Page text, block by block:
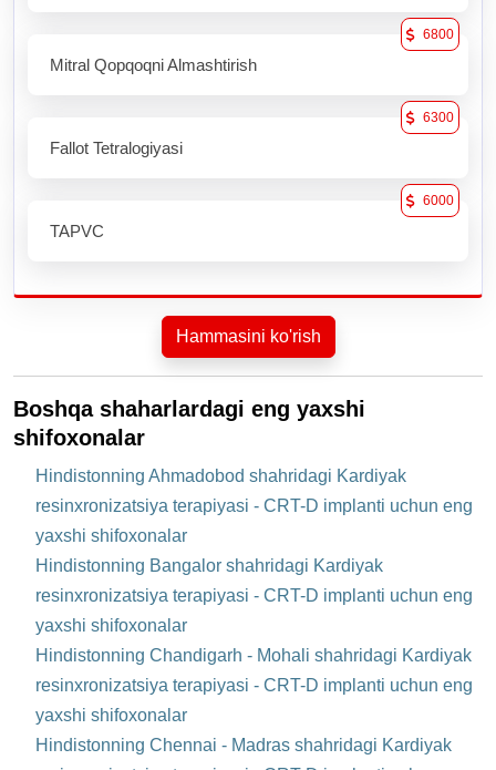
Mitral Qopqoqni Almashtirish
6800
Fallot Tetralogiyasi
6300
TAPVC
6000
Hammasini ko'rish
Boshqa shaharlardagi eng yaxshi
shifoxonalar
Hindistonning Ahmadobod shahridagi Kardiyak
resinxronizatsiya terapiyasi - CRT-D implanti uchun eng
yaxshi shifoxonalar
Hindistonning Bangalor shahridagi Kardiyak
resinxronizatsiya terapiyasi - CRT-D implanti uchun eng
yaxshi shifoxonalar
Hindistonning Chandigarh - Mohali shahridagi Kardiyak
resinxronizatsiya terapiyasi - CRT-D implanti uchun eng
yaxshi shifoxonalar
Hindistonning Chennai - Madras shahridagi Kardiyak